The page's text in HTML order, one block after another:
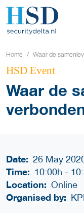
Home Waar de
HSD Event
Waar de
Date: 26 May
Time: 10:00h-
Location: Online
Organised by: